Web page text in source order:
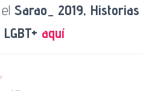
Sarao_ 2019, Historias
aquí